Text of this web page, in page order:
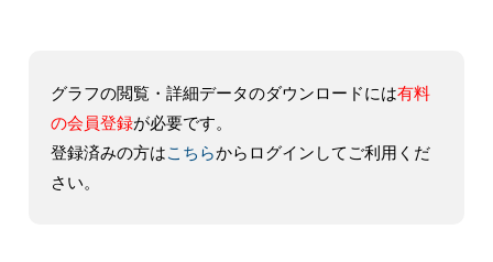
グラフの閲覧・詳細データのダウンロードには有料
の会員登録が必要です。
登録済みの方はこちらからログインしてご利用くだ
さい。